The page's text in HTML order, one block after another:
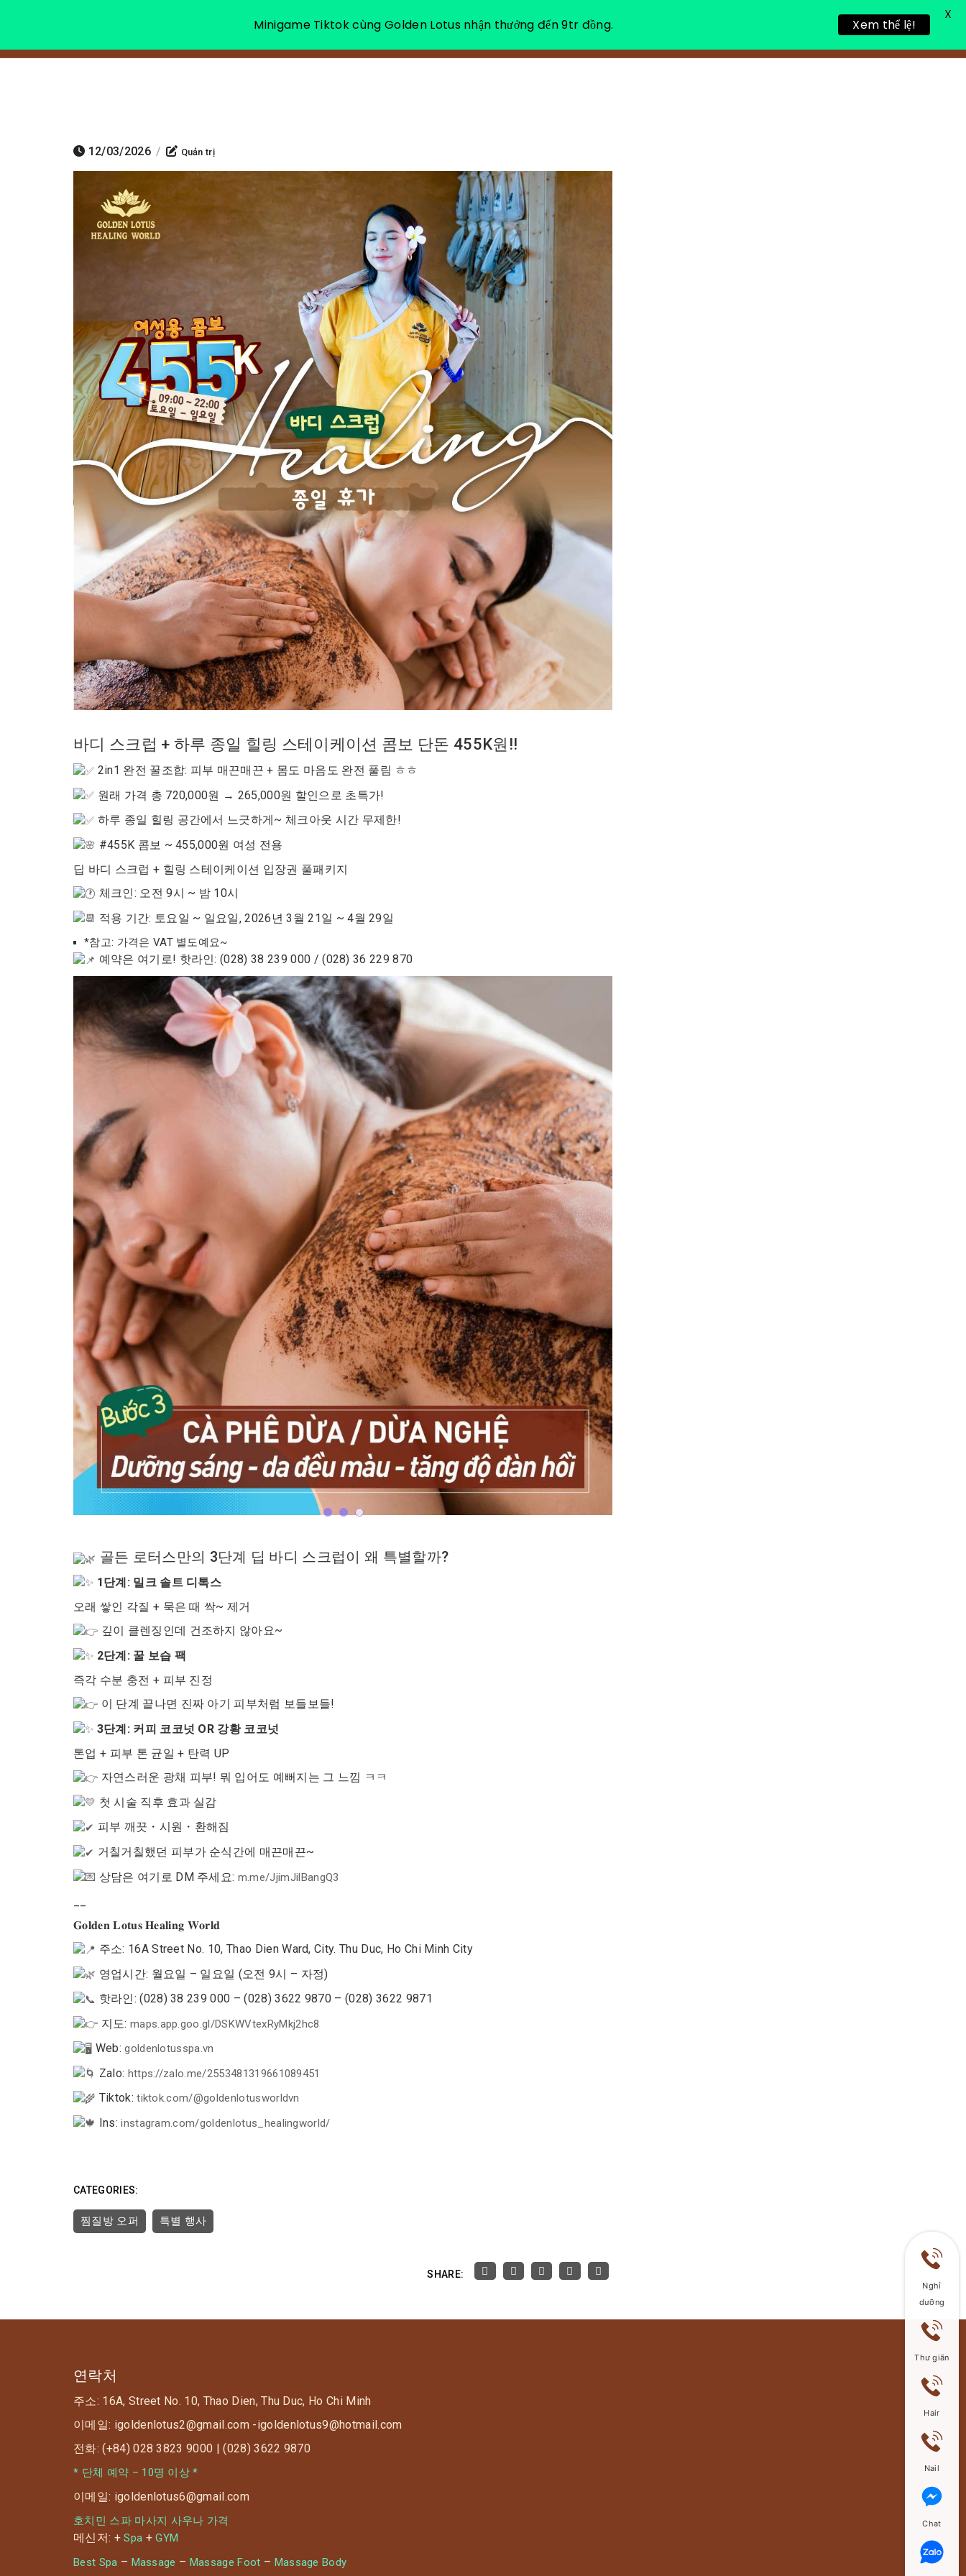
소개
12/03/2026 / Quản trị
바디 스크럽 + 하루 종일 힐링 스테이케이션 콤보 단돈 455K원!!
2in1 완전 꿀조합: 피부 매끈매끈 + 몸도 마음도 완전 풀림 ㅎㅎ
원래 가격 총 720,000원 → 265,000원 할인으로 초특가!
하루 종일 힐링 공간에서 느긋하게~ 체크아웃 시간 무제한!
#455K 콤보 ~ 455,000원 여성 전용
딥 바디 스크럽 + 힐링 스테이케이션 입장권 풀패키지
체크인: 오전 9시 ~ 밤 10시
적용 기간: 토요일 ~ 일요일, 2026년 3월 21일 ~ 4월 29일
*참고: 가격은 VAT 별도예요~
예약은 여기로! 핫라인: (028) 38 239 000 / (028) 36 229 870
골든 로터스만의 3단계 딥 바디 스크럽이 왜 특별할까?
1단계: 밀크 솔트 디톡스
오래 쌓인 각질 + 묵은 때 싹~ 제거
깊이 클렌징인데 건조하지 않아요~
2단계: 꿀 보습 팩
즉각 수분 충전 + 피부 진정
이 단계 끝나면 진짜 아기 피부처럼 보들보들!
3단계: 커피 코코넛 OR 강황 코코넛
톤업 + 피부 톤 균일 + 탄력 UP
자연스러운 광채 피부! 뭐 입어도 예뻐지는 그 느낌 ㅋㅋ
첫 시술 직후 효과 실감
피부 깨끗・시원・환해짐
거칠거칠했던 피부가 순식간에 매끈매끈~
상담은 여기로 DM 주세요: m.me/JjimJilBangQ3
𝐆𝐨𝐥𝐝𝐞𝐧 𝐋𝐨𝐭𝐮𝐬 𝐇𝐞𝐚𝐥𝐢𝐧𝐠 𝐖𝐨𝐫𝐥𝐝
주소: 16A Street No. 10, Thao Dien Ward, City. Thu Duc, Ho Chi Minh City
영업시간: 월요일 – 일요일 (오전 9시 – 자정)
핫라인: (028) 38 239 000 – (028) 3622 9870 – (028) 3622 9871
지도: maps.app.goo.gl/DSKWVtexRyMkj2hc8
Web:goldenlotusspa.vn
Zalo: https://zalo.me/2553481319661089451
Tiktok:tiktok.com/@goldenlotusworldvn
Ins:instagram.com/goldenlotus_healingworld/
CATEGORIES:
찜질방 오퍼 특별 행사
SHARE:
연락처
주소: 16A, Street No. 10, Thao Dien, Thu Duc, Ho Chi Minh
이메일: igoldenlotus2@gmail.com -igoldenlotus9@hotmail.com
전화: (+84) 028 3823 9000 | (028) 3622 9870
* 단체 예약 – 10명 이상 *
이메일: igoldenlotus6@gmail.com
호치민 스파 마사지 사우나 가격
메신저: +Spa +GYM
Best Spa – Massage – Massage Foot – Massage Body
Nghỉ
dưỡng
Thư giãn
Hair
Nail
Chat
Minigame Tiktok cùng Golden Lotus nhận thưởng đến 9tr đồng. Xem thể lệ!
X